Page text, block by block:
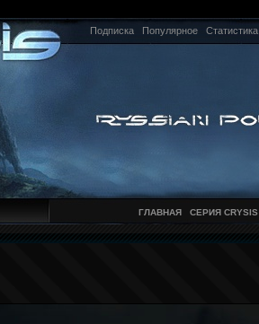
Подписка Популярное Статистика
ГЛАВНАЯ СЕРИЯ CRYSIS